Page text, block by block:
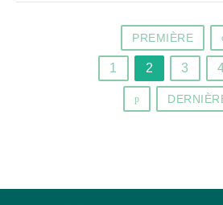
PREMIÈRE
p
1 2 3